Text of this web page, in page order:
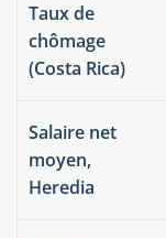
Taux de
chômage
(Costa Rica)
Salaire net
moyen,
Heredia